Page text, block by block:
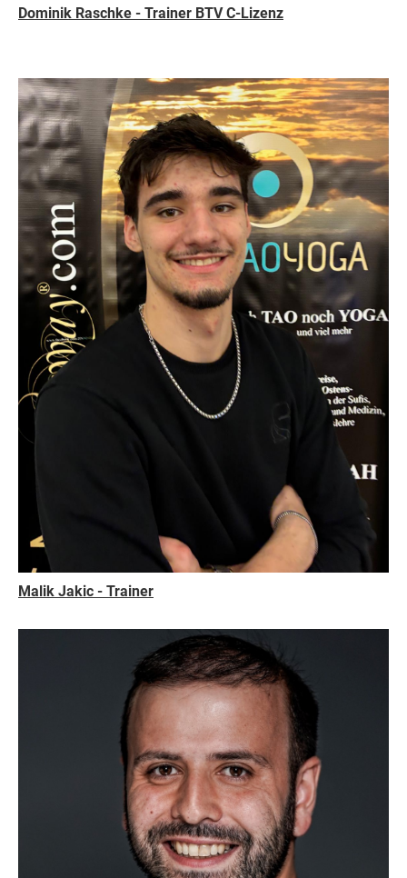
Dominik Raschke - Trainer BTV C-Lizenz
Malik Jakic - Trainer